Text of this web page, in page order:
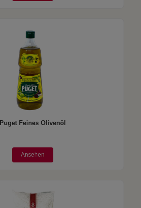
Puget Feines Olivenöl
Ansehen